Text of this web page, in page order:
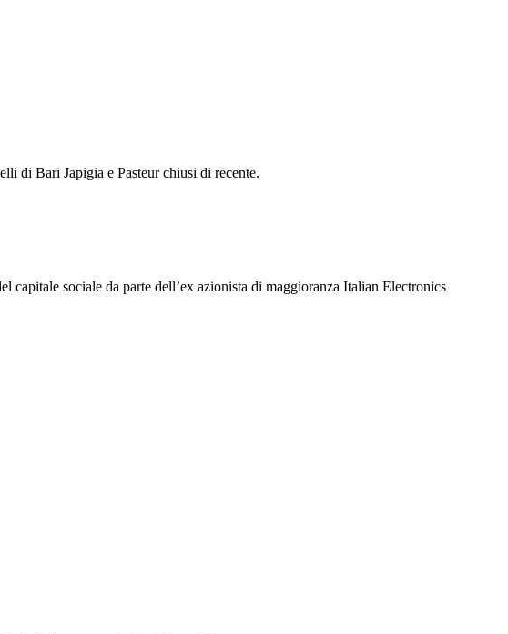
di Bari Japigia e Pasteur chiusi di recente.
capitale sociale da parte dell’ex azionista di maggioranza Italian Electronics